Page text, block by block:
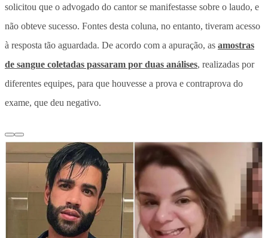
solicitou que o advogado do cantor se manifestasse sobre o laudo, e
não obteve sucesso. Fontes desta coluna, no entanto, tiveram acesso
à resposta tão aguardada. De acordo com a apuração, as amostras
de sangue coletadas passaram por duas análises, realizadas por
diferentes equipes, para que houvesse a prova e contraprova do
exame, que deu negativo.